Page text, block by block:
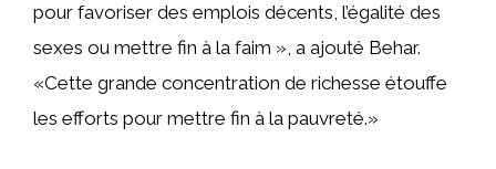
pour favoriser des emplois décents, l’égalité des
sexes ou mettre fin à la faim », a ajouté Behar.
«Cette grande concentration de richesse étouffe
les efforts pour mettre fin à la pauvreté.»